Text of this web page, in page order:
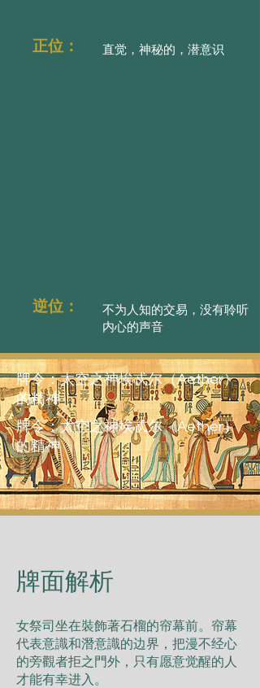
正位： 直觉，神秘的，潜意识
逆位：
不为人知的交易，没有聆听
内心的声音
牌令：太空之神埃忒尔（Aether）
的精神
牌令：太空之神埃忒尔（Aether）
的精神
​牌面解析
女祭司坐在裝飾著石榴的帘幕前。帘幕
代表意識和潛意識的边界，把漫不经心
的旁觀者拒之門外，只有愿意觉醒的人
才能有幸进入。